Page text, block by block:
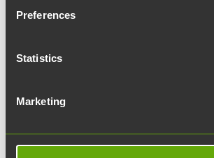
Preferences
Statistics
Marketing
condimentum eu a consectetur
elementum id ac dolor purus arcu
imperdiet quis dis. Rhoncus libero